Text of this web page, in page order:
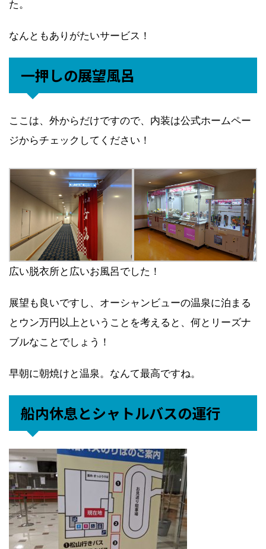
た。
なんともありがたいサービス！
一押しの展望風呂
ここは、外からだけですので、内装は公式ホームペー
ジからチェックしてください！
広い脱衣所と広いお風呂でした！
展望も良いですし、オーシャンビューの温泉に泊まる
とウン万円以上ということを考えると、何とリーズナ
ブルなことでしょう！
早朝に朝焼けと温泉。なんて最高ですね。
船内休息とシャトルバスの運行